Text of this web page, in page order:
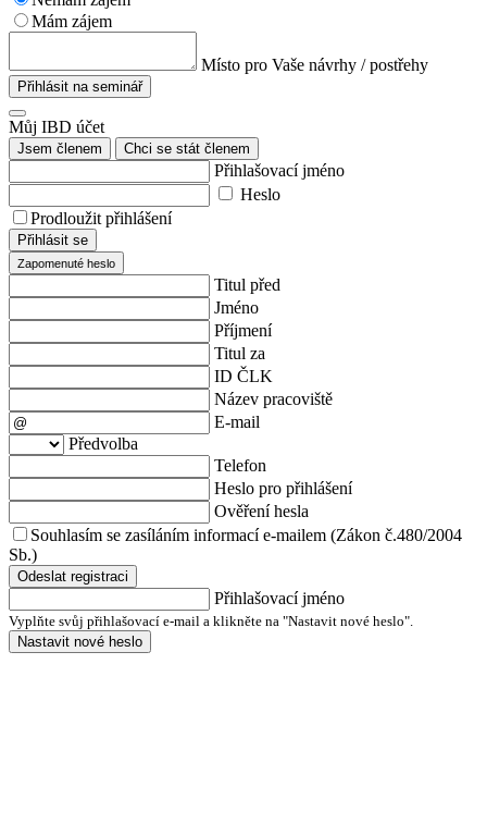
Mám zájem
Místo pro Vaše návrhy / postřehy
Přihlásit na seminář
Můj IBD účet
Jsem členem Chci se stát členem
Přihlašovací jméno
Heslo
Prodloužit přihlášení
Přihlásit se
Zapomenuté heslo
Titul před
Jméno
Příjmení
Titul za
ID ČLK
Název pracoviště
E-mail
Předvolba
Telefon
Heslo pro přihlášení
Ověření hesla
Souhlasím se zasíláním informací e-mailem (Zákon č.480/2004
Sb.)
Odeslat registraci
Přihlašovací jméno
Vyplňte svůj přihlašovací e-mail a klikněte na "Nastavit nové heslo".
Nastavit nové heslo